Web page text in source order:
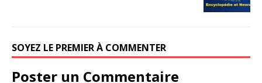
SOYEZ LE PREMIER À COMMENTER
Poster un Commentaire